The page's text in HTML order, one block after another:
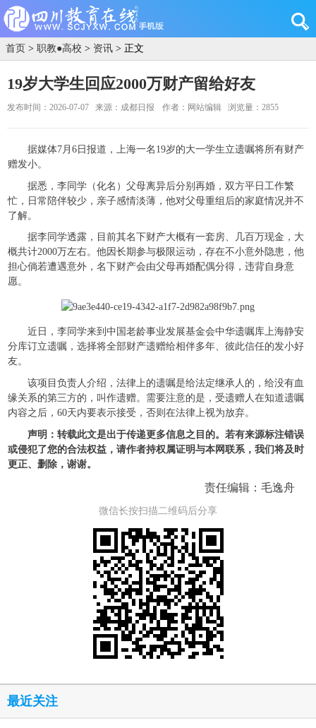
首页 > 职教●高校 > 资讯 > 正文
19岁大学生回应2000万财产留给好友
发布时间：2026-07-07 来源：成都日报 作者：网站编辑 浏览量：2855
据媒体7月6日报道，上海一名19岁的大一学生立遗嘱将所有财产
赠发小。
据悉，李同学（化名）父母离异后分别再婚，双方平日工作繁
忙，日常陪伴较少，亲子感情淡薄，他对父母重组后的家庭情况并不
了解。
据李同学透露，目前其名下财产大概有一套房、几百万现金，大
概共计2000万左右。他因长期参与极限运动，存在不小意外隐患，他
担心倘若遭遇意外，名下财产会由父母再婚配偶分得，违背自身意
愿。
近日，李同学来到中国老龄事业发展基金会中华遗嘱库上海静安
分库订立遗嘱，选择将全部财产遗赠给相伴多年、彼此信任的发小好
友。
该项目负责人介绍，法律上的遗嘱是给法定继承人的，给没有血
缘关系的第三方的，叫作遗赠。需要注意的是，受遗赠人在知道遗嘱
内容之后，60天内要表示接受，否则在法律上视为放弃。
声明：转载此文是出于传递更多信息之目的。若有来源标注错误
或侵犯了您的合法权益，请作者持权属证明与本网联系，我们将及时
更正、删除，谢谢。
责任编辑：毛逸舟
微信长按扫描二维码后分享
最近关注